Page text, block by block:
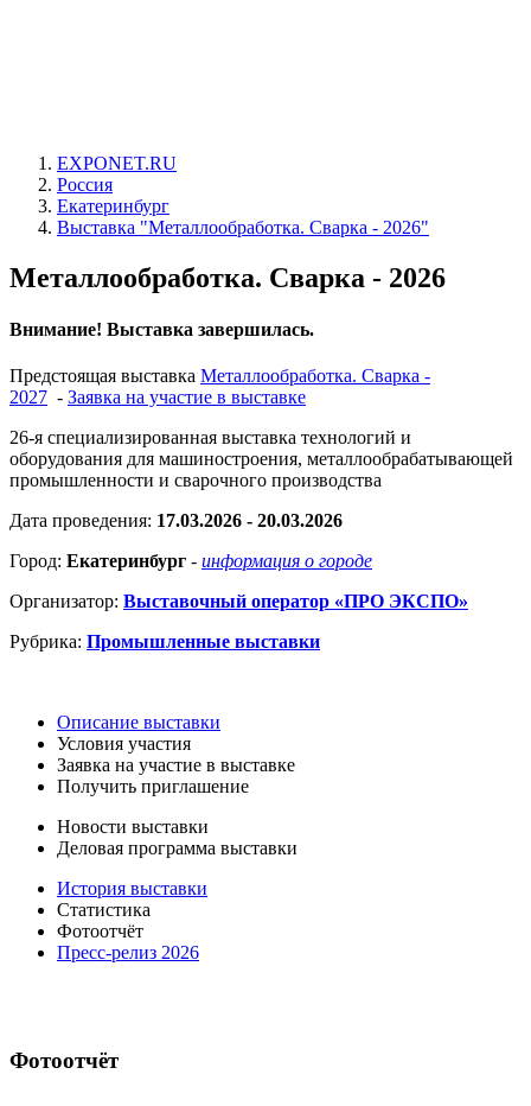
EXPONET.RU
Россия
Екатеринбург
Выставка "Металлообработка. Сварка - 2026"
Металлообработка. Сварка - 2026
Внимание! Выставка завершилась.
Предстоящая выставка Металлообработка. Сварка -
2027 - Заявка на участие в выставке
26-я специализированная выставка технологий и
оборудования для машиностроения, металлообрабатывающей
промышленности и сварочного производства
Дата проведения: 17.03.2026 - 20.03.2026
Город: Екатеринбург - информация о городе
Организатор: Выставочный оператор «ПРО ЭКСПО»
Рубрика: Промышленные выставки
Описание выставки
Условия участия
Заявка на участие в выставке
Получить приглашение
Новости выставки
Деловая программа выставки
История выставки
Статистика
Фотоотчёт
Пресс-релиз 2026
Фотоотчёт